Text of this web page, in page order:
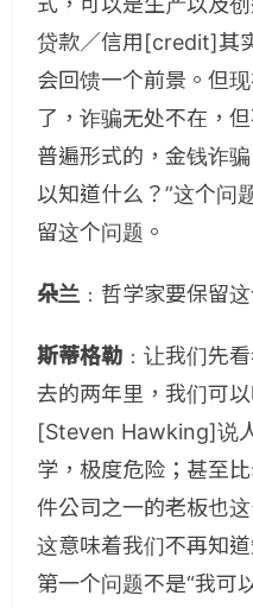
贷款／信用[credit]其
会回馈一个前景。但
了，诈骗无处不在，
普遍形式的，金钱诈
以知道什么？”这个问
留这个问题。
朵兰 ﹕哲学家要保留
斯蒂格勒 ﹕让我们先
去的两年里，我们可
[Steven Hawking]说
学，极度危险；甚至
件公司之一的老板也
这意味着我们不再知
第一个问题不是“我可